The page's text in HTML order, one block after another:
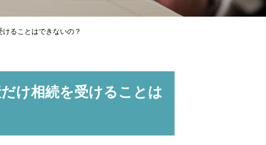
ることはできないの？
け相続を受けることは